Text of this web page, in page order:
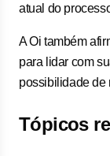
atual do
A Oi também
para lidar com
possibilidade de
Tópicos